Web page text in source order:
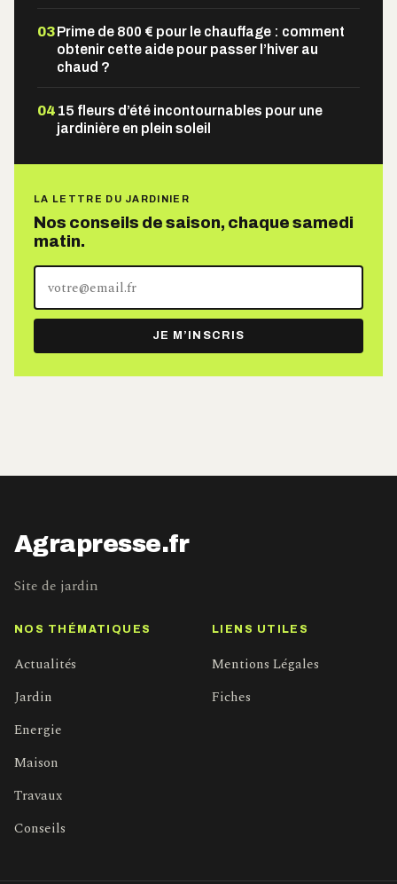
03Prime de 800 € pour le chauffage : comment
obtenir cette aide pour passer l’hiver au
chaud ?
04 15 fleurs d’été incontournables pour une
jardinière en plein soleil
LA LETTRE DU JARDINIER
Nos conseils de saison, chaque samedi
matin.
Votre
adresse
e-
mail
JE M’INSCRIS
Agrapresse.fr
Site de jardin
NOS THÉMATIQUES
Actualités
Jardin
Energie
Maison
Travaux
Conseils
LIENS UTILES
Mentions Légales
Fiches